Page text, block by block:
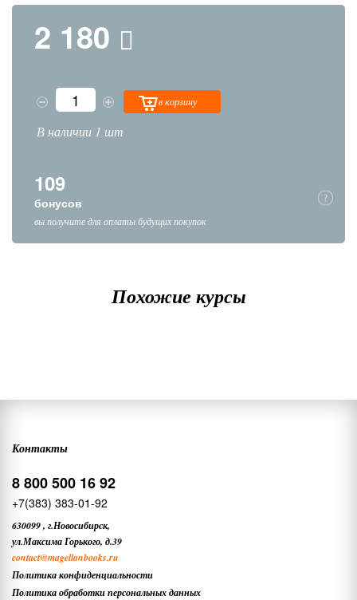
2 180
в корзину
В наличии 1 шт
109
бонусов
вы получите для оплаты будущих покупок
Похожие курсы
Контакты
8 800 500 16 92
+7(383) 383-01-92
630099, г.Новосибирск,
ул.Максима Горького, д.39
contact@magellanbooks.ru
Политика конфиденциальности
Политика обработки персональных данных